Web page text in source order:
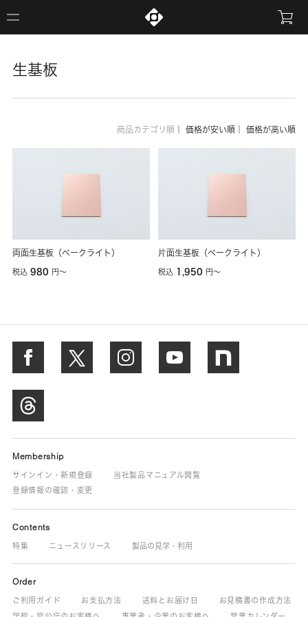
生基板
商品カテゴリ順 価格が安い順 価格が高い順
両面生基板（ベークライト）
税込980 円〜
片面生基板（ベークライト）
税込 1,950 円〜
Membership
サインイン・新規登録
当社製品マニュアル閲覧
登録情報の確認・変更
Contents
特集 ニュースリリース 製品の見学・利用
Order
ご利用ガイド お支払方法 送料とお届け日
お見積書の作成方法